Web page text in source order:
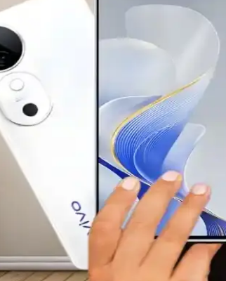
telefon modelleri, dayanıklılık ve kullanıcı
Lüks ve Teknolojinin Zirvesinde
özel tasarım, sınırlı üretim ve yüksek kaliteli
Özellikleri ve Günümüzdeki
fiziksel QWERTY klavye ve dayanıklılık
Teknolojilerde Önemli Bir Dönüm
piyasaya sürülen, dokunmatik ekran ve
Özellikleri ve Piyasa Konumu
teknik özellikleri ve piyasa durumu hakkında
Oluşumu ve Doğal Güzellikleri